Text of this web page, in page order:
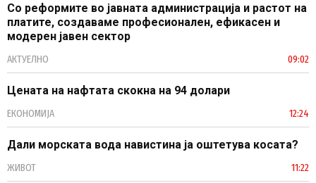
Со реформите во јавната администрација и растот на
платите, создаваме професионален, ефикасен и
модерен јавен сектор
АКТУЕЛНО 09:02
Цената на нафтата скокна на 94 долари
ЕКОНОМИЈА 12:24
Дали морската вода навистина ја оштетува косата?
ЖИВОТ 11:22